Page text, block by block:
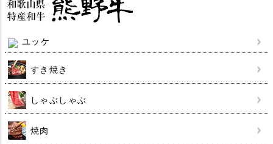
ユッケ
すき焼き
しゃぶしゃぶ
焼肉